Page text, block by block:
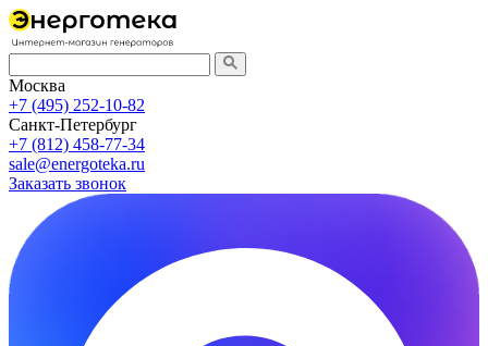
Москва
+7 (495) 252-10-82
Санкт-Петербург
+7 (812) 458-77-34
sale@energoteka.ru
Заказать звонок